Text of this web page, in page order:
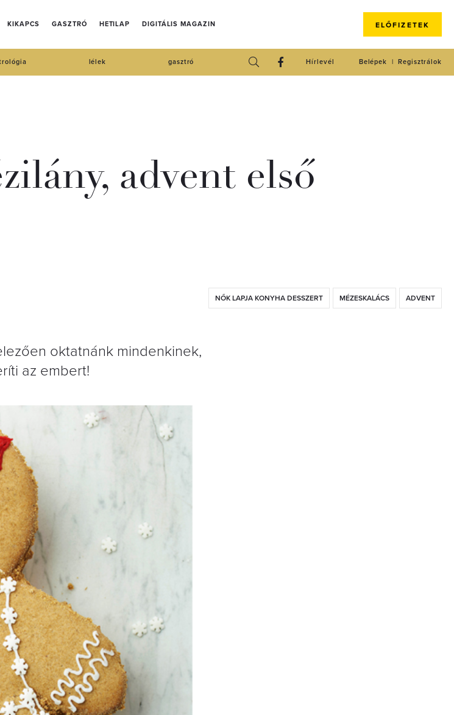
KIKAPCS GASZTRÓ HETILAP DIGITÁLIS MAGAZIN ELŐFIZETEK
lélek gasztró Regisztrálok
Belépek
Hírlevél
advent első
NŐK LAPJA KONYHA DESSZERT MÉZESKALÁCS ADVENT
oktatnánk mindenkinek,
az embert!